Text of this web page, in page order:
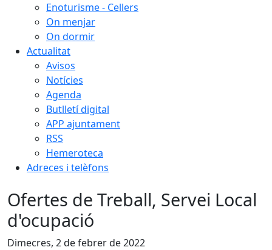
Enoturisme - Cellers
On menjar
On dormir
Actualitat
Avisos
Notícies
Agenda
Butlletí digital
APP ajuntament
RSS
Hemeroteca
Adreces i telèfons
Ofertes de Treball, Servei Local
d'ocupació
Dimecres, 2 de febrer de 2022